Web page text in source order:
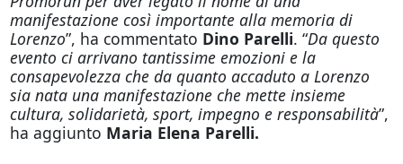
manifestazione così importante alla memoria di
Lorenzo”, ha commentato Dino Parelli. “Da questo
evento ci arrivano tantissime emozioni e la
consapevolezza che da quanto accaduto a Lorenzo
sia nata una manifestazione che mette insieme
cultura, solidarietà, sport, impegno e responsabilità”,
ha aggiunto Maria Elena Parelli.